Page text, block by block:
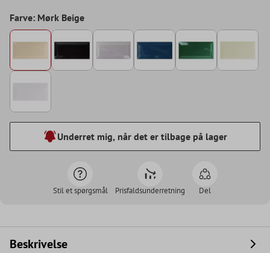
Farve: Mørk Beige
Underret mig, når det er tilbage på lager
Stil et spørgsmål Prisfaldsunderretning Del
Beskrivelse